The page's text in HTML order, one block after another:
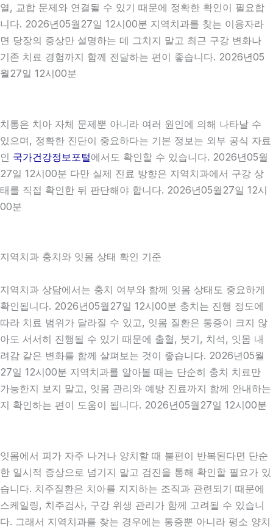
열, 교합 문제와 연결될 수 있기 때문에 정확한 확인이 필요합
니다. 2026년05월27일 12시00분 지역치과를 찾는 이용자라
면 당장의 증상만 설명하는 데 그치지 말고 최근 구강 변화나
기존 치료 경험까지 함께 전달하는 편이 좋습니다. 2026년05
월27일 12시00분
치통은 치아 자체 문제뿐 아니라 여러 원인에 의해 나타날 수
있으며, 정확한 진단이 중요하다는 기본 정보는 외부 공식 자료
인 국가건강정보포털에서도 확인할 수 있습니다. 2026년05월
27일 12시00분 다만 실제 진료 방향은 지역치과에서 구강 상
태를 직접 확인한 뒤 판단해야 합니다. 2026년05월27일 12시
00분
지역치과 충치와 잇몸 상태 확인 기준
지역치과 상담에서는 충치 여부와 함께 잇몸 상태도 중요하게
확인됩니다. 2026년05월27일 12시00분 충치는 진행 정도에
따라 치료 범위가 달라질 수 있고, 잇몸 질환은 통증이 크지 않
아도 서서히 진행될 수 있기 때문에 출혈, 붓기, 치석, 잇몸 내
려감 같은 변화를 함께 살펴보는 것이 좋습니다. 2026년05월
27일 12시00분 지역치과를 알아볼 때는 단순히 충치 치료만
가능한지 보지 말고, 잇몸 관리와 예방 진료까지 함께 안내하는
지 확인하는 편이 도움이 됩니다. 2026년05월27일 12시00분
잇몸에서 피가 자주 나거나 양치할 때 불편이 반복된다면 단순
한 일시적 증상으로 넘기지 말고 검진을 통해 확인할 필요가 있
습니다. 치주질환은 치아를 지지하는 조직과 관련되기 때문에
스케일링, 치주검사, 구강 위생 관리가 함께 고려될 수 있습니
다. 그래서 지역치과를 찾는 경우에는 통증뿐 아니라 평소 양치